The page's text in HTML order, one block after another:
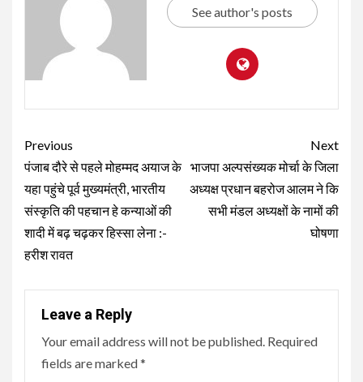
See author's posts
Continue
Reading
Previous
पंजाब दौरे से पहले मोहम्मद अयाज के
यहा पहुंचे पूर्व मुख्यमंत्री, भारतीय
संस्कृति की पहचान हे कन्याओं की
शादी में बढ़ चढ़कर हिस्सा लेना :-
हरीश रावत
Next
भाजपा अल्पसंख्यक मोर्चा के जिला
अध्यक्ष प्रधान बहरोज आलम ने कि
सभी मंडल अध्यक्षों के नामों की
घोषणा
Leave a Reply
Your email address will not be published. Required
fields are marked*